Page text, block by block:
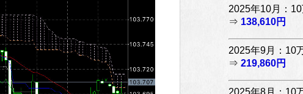
2025年10月：10
⇒ 138,610円
2025年9月：10
⇒ 219,860円
2025年8月：10